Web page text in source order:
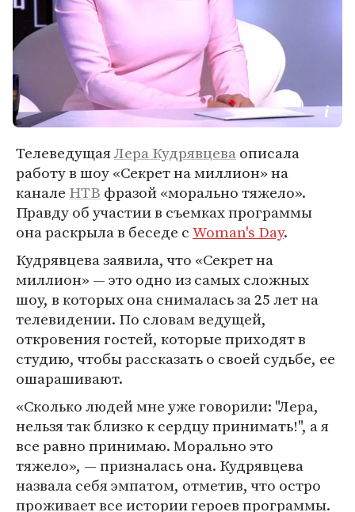
ТелеведущаяЛера Кудрявцеваописала
работу в шоу «Секрет на миллион» на
канале НТВ фразой «морально тяжело».
Правду об участии в съемках программы
она раскрыла в беседе сWoman's Day.
Кудрявцева заявила, что «Секрет на
миллион» — это одно из самых сложных
шоу, в которых она снималась за 25 лет на
телевидении. По словам ведущей,
откровения гостей, которые приходят в
студию, чтобы рассказать о своей судьбе, ее
ошарашивают.
«Сколько людей мне уже говорили: "Лера,
нельзя так близко к сердцу принимать!", а я
все равно принимаю. Морально это
тяжело», — призналась она. Кудрявцева
назвала себя эмпатом, отметив, что остро
проживает все истории героев программы.